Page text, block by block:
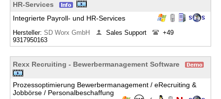
HR-Services
Integrierte Payroll- und HR-Services
Hersteller: SD Worx GmbH Sales Support
+49
9317950163
Rexx Recruiting - Bewerbermanagement Software
Prozessoptimierung Bewerbermanagement / eRecruiting &
Jobbörse / Personalbeschaffung